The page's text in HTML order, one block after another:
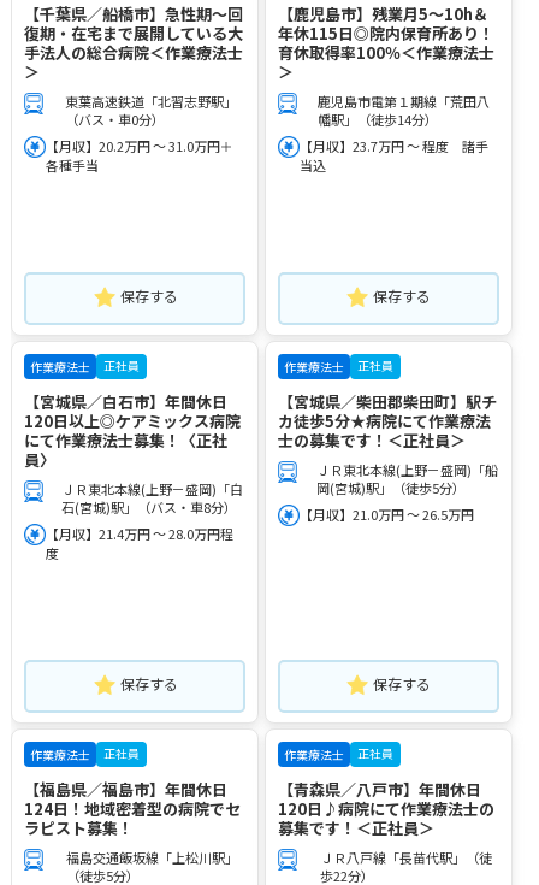
【千葉県／船橋市】急性期～回
復期・在宅まで展開している大
手法人の総合病院＜作業療法士
＞
東葉高速鉄道「北習志野駅」
（バス・車0分）
【月収】20.2万円 ～ 31.0万円＋
各種手当
保存する
【鹿児島市】残業月5～10h＆
年休115日◎院内保育所あり！
育休取得率100％＜作業療法士
＞
鹿児島市電第１期線「荒田八
幡駅」（徒歩14分）
【月収】23.7万円 ～ 程度 諸手
当込
保存する
作業療法士 正社員
【宮城県／白石市】年間休日
120日以上◎ケアミックス病院
にて作業療法士募集！〈正社
員〉
ＪＲ東北本線(上野－盛岡)「白
石(宮城)駅」（バス・車8分）
【月収】21.4万円 ～ 28.0万円程
度
保存する
作業療法士 正社員
【宮城県／柴田郡柴田町】駅チ
カ徒歩5分★病院にて作業療法
士の募集です！＜正社員＞
ＪＲ東北本線(上野－盛岡)「船
岡(宮城)駅」（徒歩5分）
【月収】21.0万円 ～ 26.5万円
保存する
作業療法士 正社員
【福島県／福島市】年間休日
124日！地域密着型の病院でセ
ラピスト募集！
福島交通飯坂線「上松川駅」
（徒歩5分）
作業療法士 正社員
【青森県／八戸市】年間休日
120日♪病院にて作業療法士の
募集です！＜正社員＞
ＪＲ八戸線「長苗代駅」（徒
歩22分）